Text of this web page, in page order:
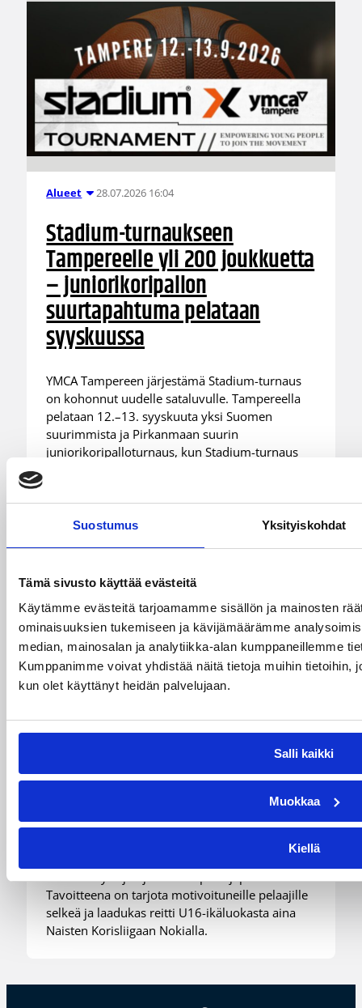
Suostumus Yksityiskohdat
Tämä sivusto käyttää evästeitä
Käytämme evästeitä tarjoamamme sisällön ja mainosten
ominaisuuksien tukemiseen ja kävijämäärämme
median, mainosalan ja analytiikka-alan kumppaneillemme
Kumppanimme voivat yhdistää näitä tietoja muihin tietoihin,
kun olet käyttänyt heidän palvelujaan.
Salli kaikki
Muokkaa
Kiellä
Alueet 28.07.2026 16:04
Stadium-turnaukseen
Tampereelle yli 200 joukkuetta
– juniorikoripallon
suurtapahtuma pelataan
syyskuussa
YMCA Tampereen järjestämä Stadium-turnaus
on kohonnut uudelle sataluvulle. Tampereella
pelataan 12.–13. syyskuuta yksi Suomen
suurimmista ja Pirkanmaan suurin
juniorikoripalloturnaus, kun Stadium-turnaus
satoja otteluita.
BC Nokia vahvistaa tyttöjen
pelaajapolkua
vahvinta tyttöjen ja naisten pelaajapolkua.
Tavoitteena on tarjota motivoituneille pelaajille
selkeä ja laadukas reitti U16-ikäluokasta aina
Naisten Korisliigaan Nokialla.